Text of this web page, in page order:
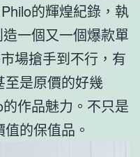
的輝煌紀錄，執
一個又一個爆款單
場搶手到不行，有
至是原價的好幾
作品魅力。不只是
的保值品。